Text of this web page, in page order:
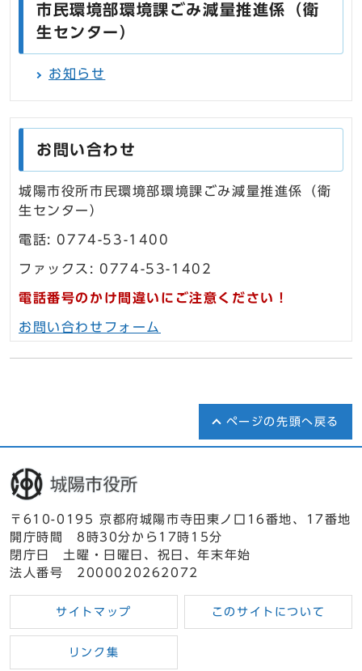
市民環境部環境課ごみ減量推進係（衛
生センター）
お知らせ
お問い合わせ
城陽市役所市民環境部環境課ごみ減量推進係（衛
生センター）
電話: 0774-53-1400
ファックス: 0774-53-1402
電話番号のかけ間違いにご注意ください！
お問い合わせフォーム
ページの先頭へ戻る
〒610-0195 京都府城陽市寺田東ノ口16番地、17番地
開庁時間 8時30分から17時15分
閉庁日 土曜・日曜日、祝日、年末年始
法人番号 2000020262072
サイトマップ このサイトについて
リンク集